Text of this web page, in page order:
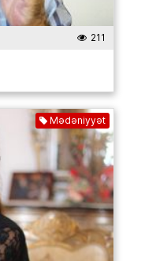
211
Mədəniyyət